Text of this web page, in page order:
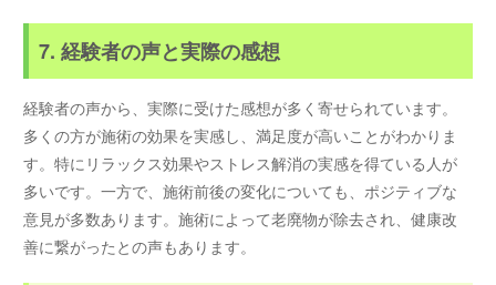
7. 経験者の声と実際の感想
経験者の声から、実際に受けた感想が多く寄せられています。
多くの方が施術の効果を実感し、満足度が高いことがわかりま
す。特にリラックス効果やストレス解消の実感を得ている人が
多いです。一方で、施術前後の変化についても、ポジティブな
意見が多数あります。施術によって老廃物が除去され、健康改
善に繋がったとの声もあります。